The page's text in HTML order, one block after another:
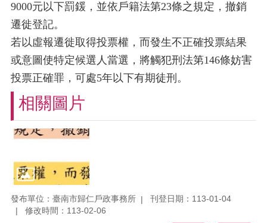
9000元以下罰鍰，並依戶籍法第23條之規定，撤銷
遷徙登記。
若以虛報遷徙取得投票權，而發生不正確投票結果
或意圖使特定候選人當選，將觸犯刑法第146條妨害
投票正確罪，可處5年以下有期徒刑。
相關圖片
發布單位：臺南市歸仁戶政事務所
刊登日期：113-01-04
修改時間：113-02-06